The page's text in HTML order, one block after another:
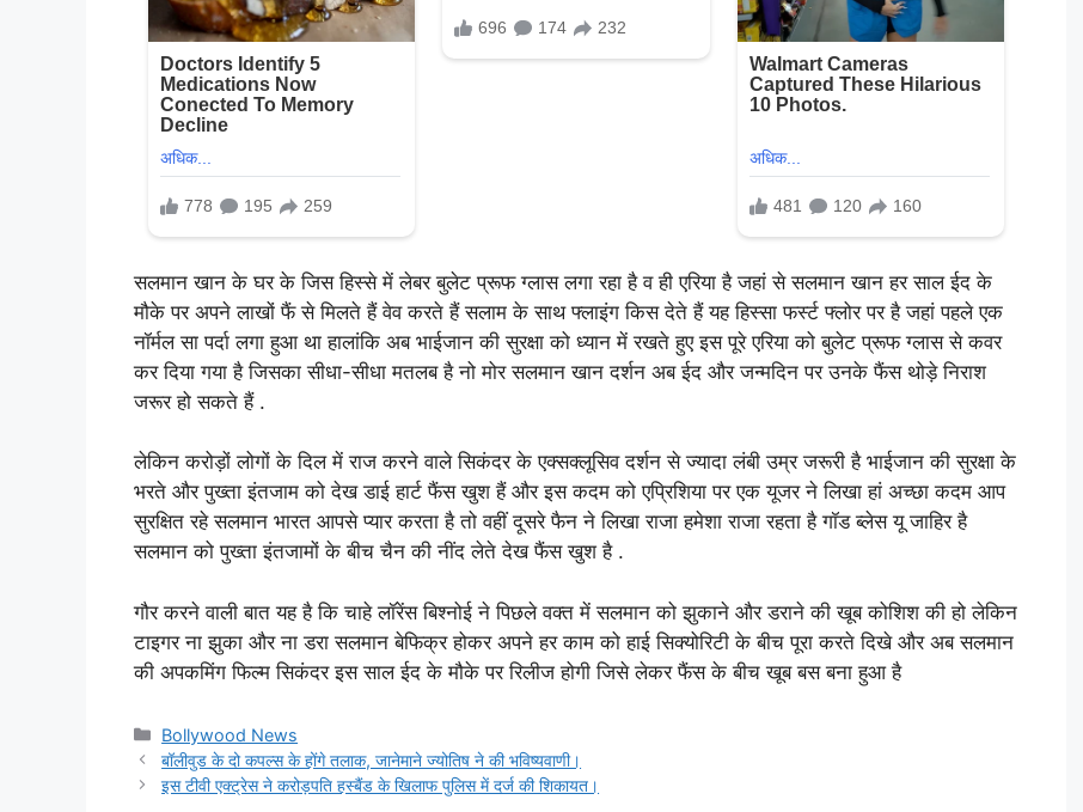
सलमान खान के घर के जिस हिस्से में लेबर बुलेट प्रूफ ग्लास लगा रहा है व ही एरिया है जहां से सलमान खान हर साल ईद के
मौके पर अपने लाखों फैं से मिलते हैं वेव करते हैं सलाम के साथ फ्लाइंग किस देते हैं यह हिस्सा फर्स्ट फ्लोर पर है जहां पहले एक
नॉर्मल सा पर्दा लगा हुआ था हालांकि अब भाईजान की सुरक्षा को ध्यान में रखते हुए इस पूरे एरिया को बुलेट प्रूफ ग्लास से कवर
कर दिया गया है जिसका सीधा-सीधा मतलब है नो मोर सलमान खान दर्शन अब ईद और जन्मदिन पर उनके फैंस थोड़े निराश
जरूर हो सकते हैं .
लेकिन करोड़ों लोगों के दिल में राज करने वाले सिकंदर के एक्सक्लूसिव दर्शन से ज्यादा लंबी उम्र जरूरी है भाईजान की सुरक्षा के
भरते और पुख्ता इंतजाम को देख डाई हार्ट फैंस खुश हैं और इस कदम को एप्रिशिया पर एक यूजर ने लिखा हां अच्छा कदम आप
सुरक्षित रहे सलमान भारत आपसे प्यार करता है तो वहीं दूसरे फैन ने लिखा राजा हमेशा राजा रहता है गॉड ब्लेस यू जाहिर है
सलमान को पुख्ता इंतजामों के बीच चैन की नींद लेते देख फैंस खुश है .
गौर करने वाली बात यह है कि चाहे लॉरेंस बिश्नोई ने पिछले वक्त में सलमान को झुकाने और डराने की खूब कोशिश की हो लेकिन
टाइगर ना झुका और ना डरा सलमान बेफिक्र होकर अपने हर काम को हाई सिक्योरिटी के बीच पूरा करते दिखे और अब सलमान
की अपकमिंग फिल्म सिकंदर इस साल ईद के मौके पर रिलीज होगी जिसे लेकर फैंस के बीच खूब बस बना हुआ है
Categories
Bollywood News
बॉलीवुड के दो कपल्स के होंगे तलाक, जानेमाने ज्योतिष ने की भविष्यवाणी।
इस टीवी एक्ट्रेस ने करोड़पति हस्बैंड के खिलाफ पुलिस में दर्ज की शिकायत।